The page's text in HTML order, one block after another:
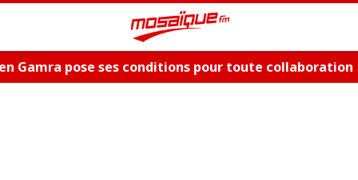
Gamra pose ses conditions pour toute collaboration